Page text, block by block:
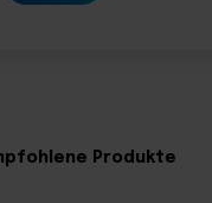
Produkte